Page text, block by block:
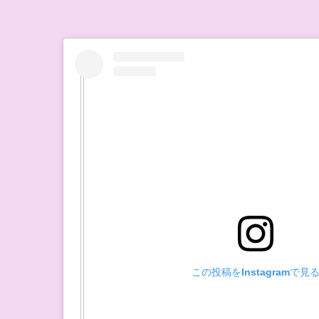
この投稿をInstagramで見る